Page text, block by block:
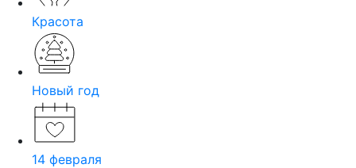
Красота
Новый год
14 февраля